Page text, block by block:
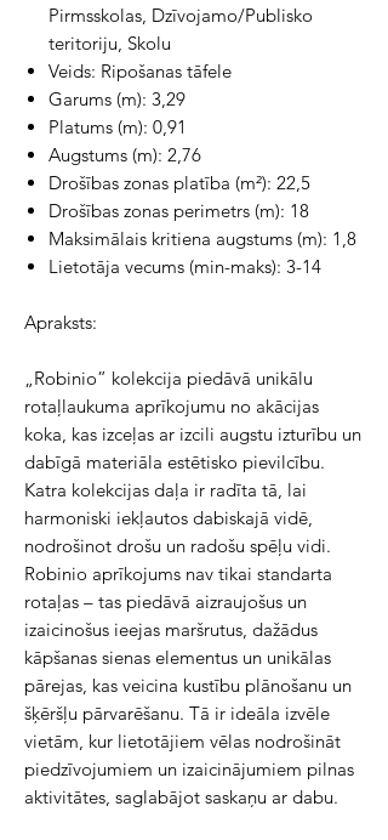
Pirmsskolas, Dzīvojamo/Publisko
teritoriju, Skolu
Veids: Ripošanas tāfele
Garums (m): 3,29
Platums (m): 0,91
Augstums (m): 2,76
Drošības zonas platība (m²): 22,5
Drošības zonas perimetrs (m): 18
Maksimālais kritiena augstums (m): 1,8
Lietotāja vecums (min-maks): 3-14
Apraksts:
„Robinio” kolekcija piedāvā unikālu
rotaļlaukuma aprīkojumu no akācijas
koka, kas izceļas ar izcili augstu izturību un
dabīgā materiāla estētisko pievilcību.
Katra kolekcijas daļa ir radīta tā, lai
harmoniski iekļautos dabiskajā vidē,
nodrošinot drošu un radošu spēļu vidi.
Robinio aprīkojums nav tikai standarta
rotaļas – tas piedāvā aizraujošus un
izaicinošus ieejas maršrutus, dažādus
kāpšanas sienas elementus un unikālas
pārejas, kas veicina kustību plānošanu un
šķēršļu pārvarēšanu. Tā ir ideāla izvēle
vietām, kur lietotājiem vēlas nodrošināt
piedzīvojumiem un izaicinājumiem pilnas
aktivitātes, saglabājot saskaņu ar dabu.